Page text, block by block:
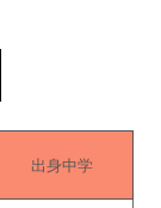
出身中学